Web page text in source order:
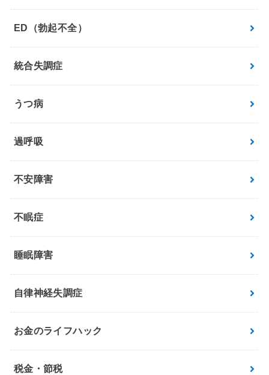
ED（勃起不全）
統合失調症
うつ病
過呼吸
不安障害
不眠症
睡眠障害
自律神経失調症
お金のライフハック
税金・節税